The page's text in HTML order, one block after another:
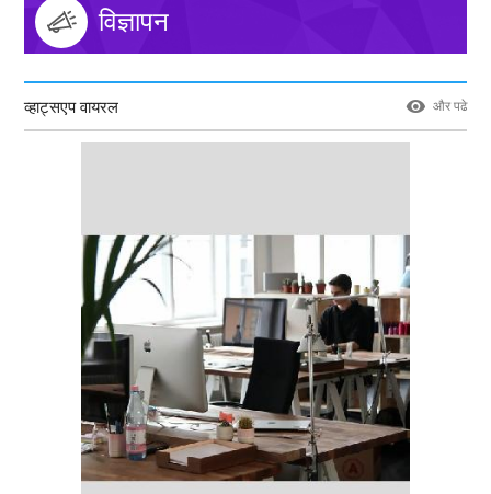
विज्ञापन
व्हाट्सएप वायरल और पढे